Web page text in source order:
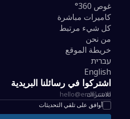
غوص 360°
كاميرات مباشرة
كل شيء مرتبط
من نحن
خريطة الموقع
עברית
English
اشتركوا في رسائلنا البريدية
عنوان البريد الإلكتروني للتسجيل
أوافق على تلقي التحديثات
للاشتراك